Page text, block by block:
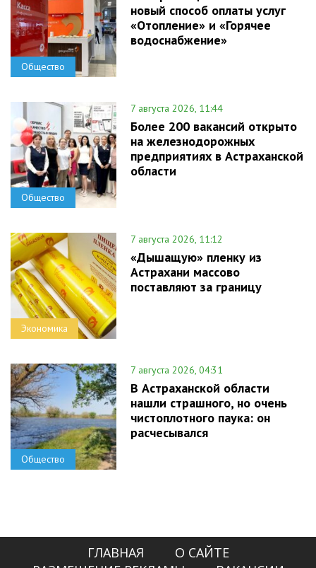
Общество
новый способ оплаты услуг
«Отопление» и «Горячее
водоснабжение»
Общество
7 августа 2026, 11:44
Более 200 вакансий открыто
на железнодорожных
предприятиях в Астраханской
области
Экономика
7 августа 2026, 11:12
«Дышащую» пленку из
Астрахани массово
поставляют за границу
Общество
7 августа 2026, 04:31
В Астраханской области
нашли страшного, но очень
чистоплотного паука: он
расчесывался
ГЛАВНАЯ
О САЙТЕ